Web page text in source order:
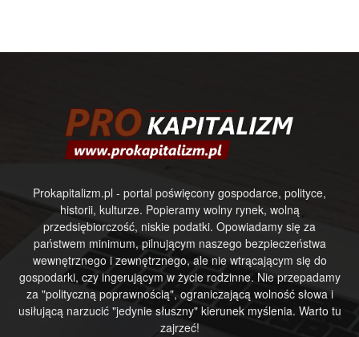
Prokapitalizm.pl - portal poświęcony gospodarce, polityce,
historii, kulturze. Popieramy wolny rynek, wolną
przedsiębiorczość, niskie podatki. Opowiadamy się za
państwem minimum, pilnującym naszego bezpieczeństwa
wewnętrznego i zewnętrznego, ale nie wtrącającym się do
gospodarki, czy ingerującym w życie rodzinne. Nie przepadamy
za "polityczną poprawnością", ograniczającą wolność słowa i
usiłującą narzucić "jedynie słuszny" kierunek myślenia. Warto tu
zajrzeć!